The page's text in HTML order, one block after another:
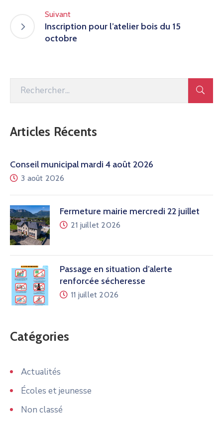
Suivant
Inscription pour l’atelier bois du 15
octobre
Articles Récents
Conseil municipal mardi 4 août 2026
3 août 2026
Fermeture mairie mercredi 22 juillet
21 juillet 2026
Passage en situation d’alerte
renforcée sécheresse
11 juillet 2026
Catégories
Actualités
Écoles et jeunesse
Non classé